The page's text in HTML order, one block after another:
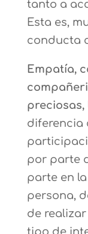
tanto a
Esta es,
conducta
Empatía,
preciosas,
diferencia
por parte
parte en
persona,
de
tipo de